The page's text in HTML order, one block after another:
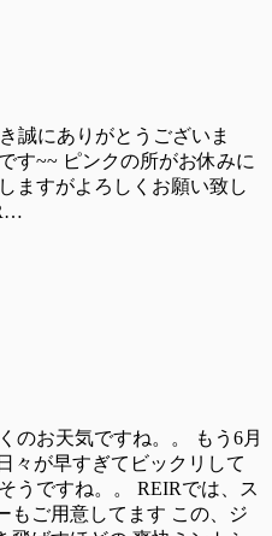
誠にありがとうございま
す~~ ピンクの所がお休みに
ますがよろしくお願い致し
お天気ですね。。 もう6月
々が早すぎてビックリして
ですね。。 REIRでは、ス
もご用意してます この、ジ